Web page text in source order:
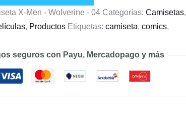
X-Men - Wolverine - 04 Categorías:Camisetas,
, Productos Etiquetas:camiseta,comics,
seguros con Payu, Mercadopago y más